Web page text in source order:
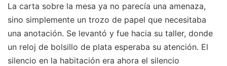
La carta sobre la mesa ya no parecía una amenaza,
sino simplemente un trozo de papel que necesitaba
una anotación. Se levantó y fue hacia su taller, donde
un reloj de bolsillo de plata esperaba su atención. El
silencio en la habitación era ahora el silencio